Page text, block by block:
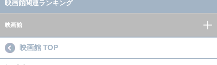
映画館関連ランキング
映画館
映画館 TOP